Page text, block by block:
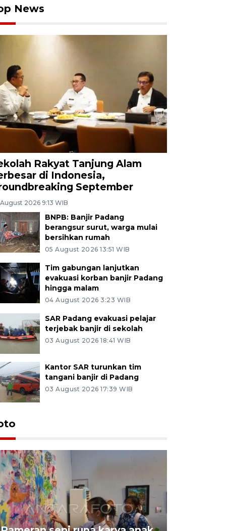
News
Rakyat Tanjung Alam
di Indonesia,
September
2026 9:13 WIB
BNPB: Banjir Padang
berangsur surut, warga mulai
bersihkan rumah
05 August 2026 13:51 WIB
Tim gabungan lanjutkan
evakuasi korban banjir Padang
hingga malam
04 August 2026 3:23 WIB
SAR Padang evakuasi pelajar
terjebak banjir di sekolah
03 August 2026 18:41 WIB
Kantor SAR turunkan tim
tangani banjir di Padang
03 August 2026 17:39 WIB